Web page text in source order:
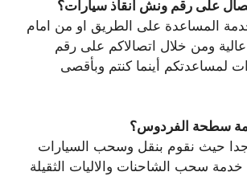
على رقم ونش انقاذ سيارات؟
المساعدة على الطريق او من امام
ومن خلال اتصالاكم على رقم
لمساعدتكم أينما كنتم وبأقصى
سطحة الفردوس؟
جدا حيث نقوم بنقل وسحب السيارات
خدمة سحب الشاحنات والاليات الثقيلة